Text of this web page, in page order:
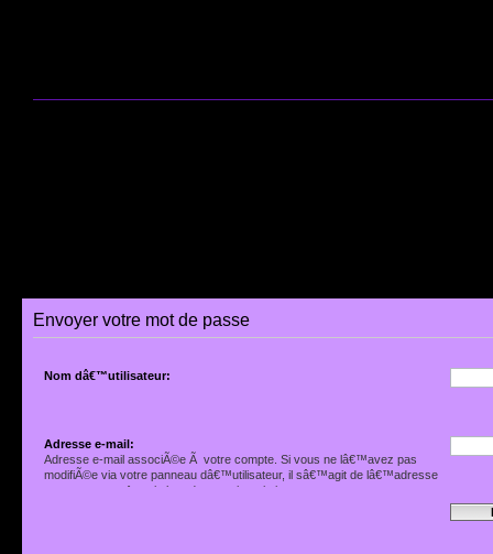
Envoyer votre mot de passe
Nom dâ€™utilisateur:
Adresse e-mail:
Adresse e-mail associÃ©e Ã votre compte. Si vous ne lâ€™avez pas
modifiÃ©e via votre panneau dâ€™utilisateur, il sâ€™agit de lâ€™adresse
que vous avez fournie lors de votre inscription.